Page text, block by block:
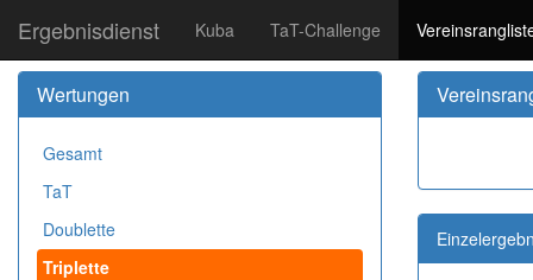
Ergebnisdienst Kuba TaT-Challenge
Wertungen
Gesamt
TaT
Doublette
Triplette